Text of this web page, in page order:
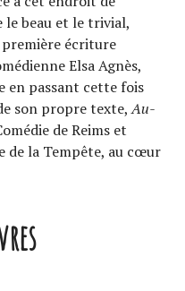
beau et le trivial,
écriture
Elsa Agnès,
en passant cette fois
son propre texte,Au-
de Reims et
de la Tempête, au cœur